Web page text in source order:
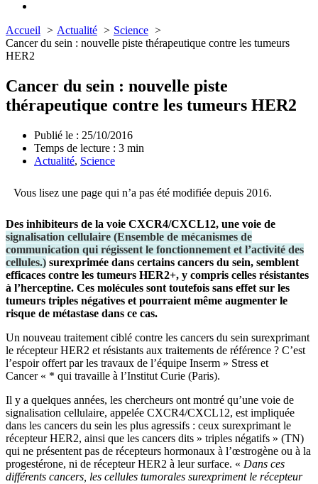
Accueil Actualité
Science
Cancer du sein : nouvelle piste thérapeutique contre les tumeurs
HER2
Cancer du sein : nouvelle piste
thérapeutique contre les tumeurs HER2
Publié le : 25/10/2016
Temps de lecture : 3 min
Actualité, Science
Vous lisez une page qui n’a pas été modifiée depuis 2016.
Des inhibiteurs de la voie CXCR4/CXCL12, une voie de
signalisation cellulaire (Ensemble de mécanismes de
communication qui régissent le fonctionnement et l’activité des
cellules.) surexprimée dans certains cancers du sein, semblent
efficaces contre les tumeurs HER2+, y compris celles résistantes
à l’herceptine. Ces molécules sont toutefois sans effet sur les
tumeurs triples négatives et pourraient même augmenter le
risque de métastase dans ce cas.
Un nouveau traitement ciblé contre les cancers du sein surexprimant
le récepteur HER2 et résistants aux traitements de référence ? C’est
l’espoir offert par les travaux de l’équipe Inserm » Stress et
Cancer « * qui travaille à l’Institut Curie (Paris).
Il y a quelques années, les chercheurs ont montré qu’une voie de
signalisation cellulaire, appelée CXCR4/CXCL12, est impliquée
dans les cancers du sein les plus agressifs : ceux surexprimant le
récepteur HER2, ainsi que les cancers dits » triples négatifs » (TN)
qui ne présentent pas de récepteurs hormonaux à l’œstrogène ou à la
progestérone, ni de récepteur HER2 à leur surface. « Dans ces
différents cancers, les cellules tumorales surexpriment le récepteur